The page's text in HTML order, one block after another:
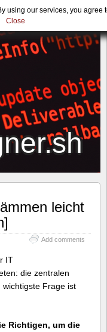
leicht
Add comments
IT
die zentralen
Frage ist
Richtigen, um die
using our services, you agree
Close